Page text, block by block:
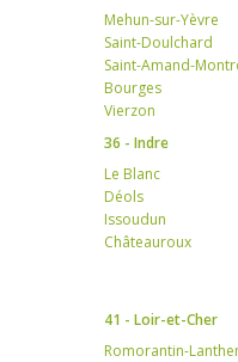
Mehun-sur-Yèvre
Saint-Doulchard
Saint-Amand-
Bourges
Vierzon
36 - Indre
Le Blanc
Déols
Issoudun
Châteauroux
41 - Loir-et-Cher
Romorantin-